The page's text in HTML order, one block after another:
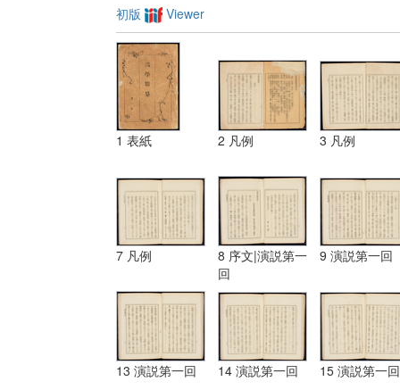
初版 Viewer
1 表紙 2 凡例 3 凡例
7 凡例
8 序文|演説第一
回
9 演説第一回
13 演説第一回 14 演説第一回 15 演説第一回